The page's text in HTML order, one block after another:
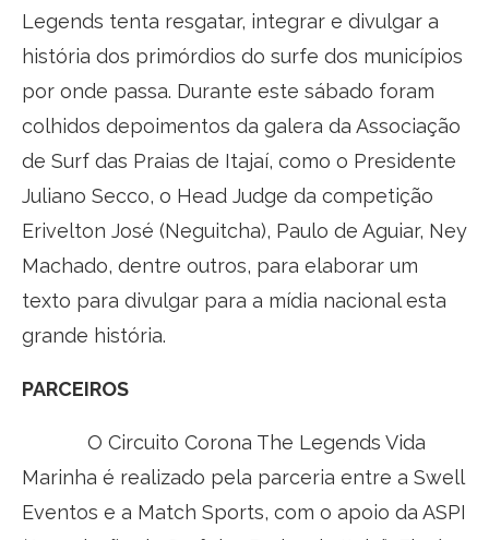
Legends tenta resgatar, integrar e divulgar a
história dos primórdios do surfe dos municípios
por onde passa. Durante este sábado foram
colhidos depoimentos da galera da Associação
de Surf das Praias de Itajaí, como o Presidente
Juliano Secco, o Head Judge da competição
Erivelton José (Neguitcha), Paulo de Aguiar, Ney
Machado, dentre outros, para elaborar um
texto para divulgar para a mídia nacional esta
grande história.
PARCEIROS
O Circuito Corona The Legends Vida
Marinha é realizado pela parceria entre a Swell
Eventos e a Match Sports, com o apoio da ASPI